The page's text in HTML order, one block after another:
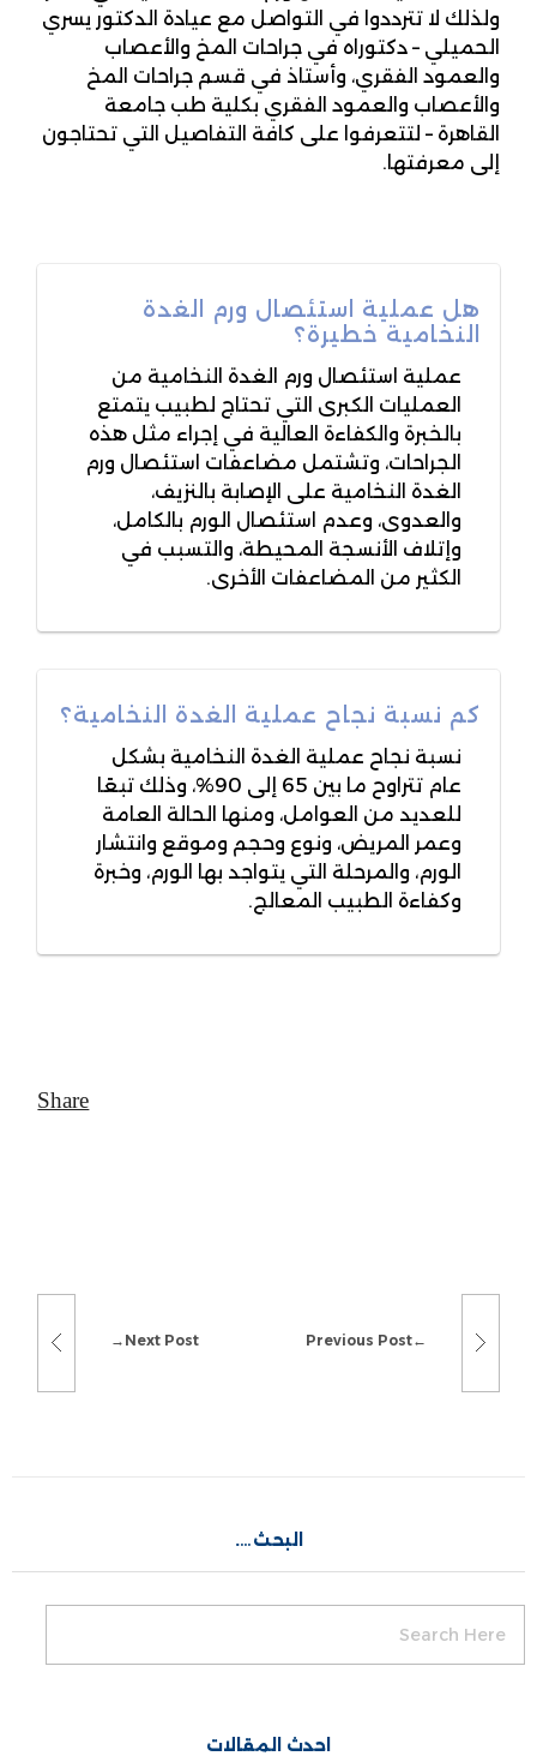
ولذلك لا تترددوا في التواصل مع عيادة الدكتور يسري
الحميلي – دكتوراه في جراحات المخ والأعصاب
والعمود الفقري، وأستاذ في قسم جراحات المخ
والأعصاب والعمود الفقري بكلية طب جامعة
القاهرة – لتتعرفوا على كافة التفاصيل التي تحتاجون
إلى معرفتها.
هل عملية استئصال ورم الغدة
النخامية خطيرة؟
عملية استئصال ورم الغدة النخامية من
العمليات الكبرى التي تحتاج لطبيب يتمتع
بالخبرة والكفاءة العالية في إجراء مثل هذه
الجراحات، وتشتمل مضاعفات استئصال ورم
الغدة النخامية على الإصابة بالنزيف،
والعدوى، وعدم استئصال الورم بالكامل،
وإتلاف الأنسجة المحيطة، والتسبب في
الكثير من المضاعفات الأخرى.
كم نسبة نجاح عملية الغدة النخامية؟
نسبة نجاح عملية الغدة النخامية بشكل
عام تتراوح ما بين 65 إلى 90%، وذلك تبعًا
للعديد من العوامل، ومنها الحالة العامة
وعمر المريض، ونوع وحجم وموقع وانتشار
الورم، والمرحلة التي يتواجد بها الورم، وخبرة
وكفاءة الطبيب المعالج.
Previous Post
Next Post
البحث….
احدث المقالات